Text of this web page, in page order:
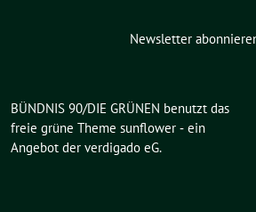
Newsletter
BÜNDNIS 90/DIE GRÜNEN benutzt das
freie grüne Theme sunflower ‐ ein
Angebot der verdigado eG.